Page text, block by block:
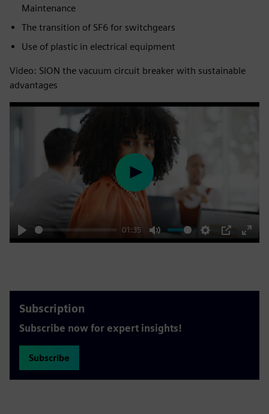
Maintenance​
The transition of SF6 for switchgears​
Use of plastic in electrical equipment
Video: SION the vacuum circuit breaker with sustainable
advantages
Play
01:35
Mute Settings
PIP
Enter
Play
Subscription
Subscribe now for expert insights!
Subscribe